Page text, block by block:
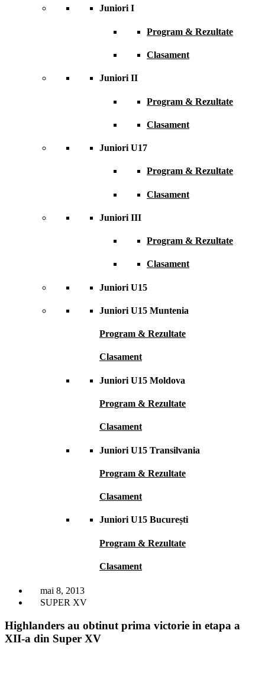
Juniori I
Program & Rezultate
Clasament
Juniori II
Program & Rezultate
Clasament
Juniori U17
Program & Rezultate
Clasament
Juniori III
Program & Rezultate
Clasament
Juniori U15
Juniori U15 Muntenia
Program & Rezultate
Clasament
Juniori U15 Moldova
Program & Rezultate
Clasament
Juniori U15 Transilvania
Program & Rezultate
Clasament
Juniori U15 București
Program & Rezultate
Clasament
mai 8, 2013
SUPER XV
Highlanders au obtinut prima victorie in etapa a
XII-a din Super XV